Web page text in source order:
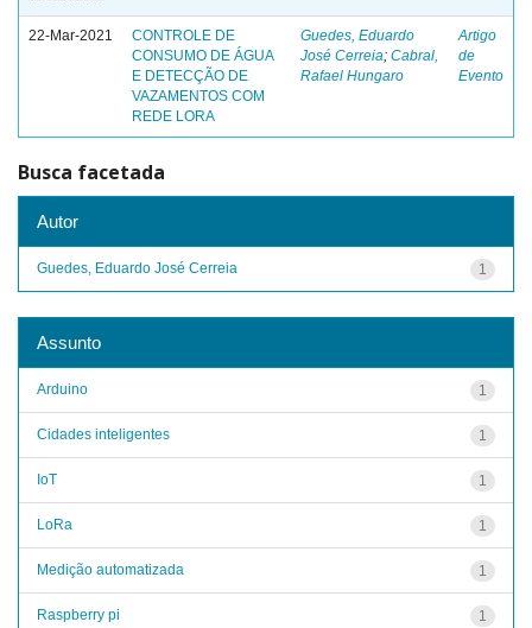
22-Mar-2021
CONTROLE DE
CONSUMO DE ÁGUA
E DETECÇÃO DE
VAZAMENTOS COM
REDE LORA
Guedes, Eduardo
José Cerreia; Cabral,
Rafael Hungaro
Artigo
de
Evento
Busca facetada
Autor
1
Guedes, Eduardo José Cerreia
Assunto
1
Arduino
1
Cidades inteligentes
1
IoT
1
LoRa
1
Medição automatizada
1
Raspberry pi